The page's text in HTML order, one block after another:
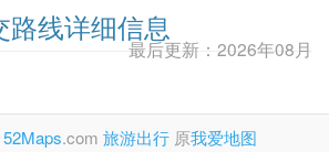
路线详细信息
最后更新：2026年08月
52Maps.com 旅游出行原我爱地图